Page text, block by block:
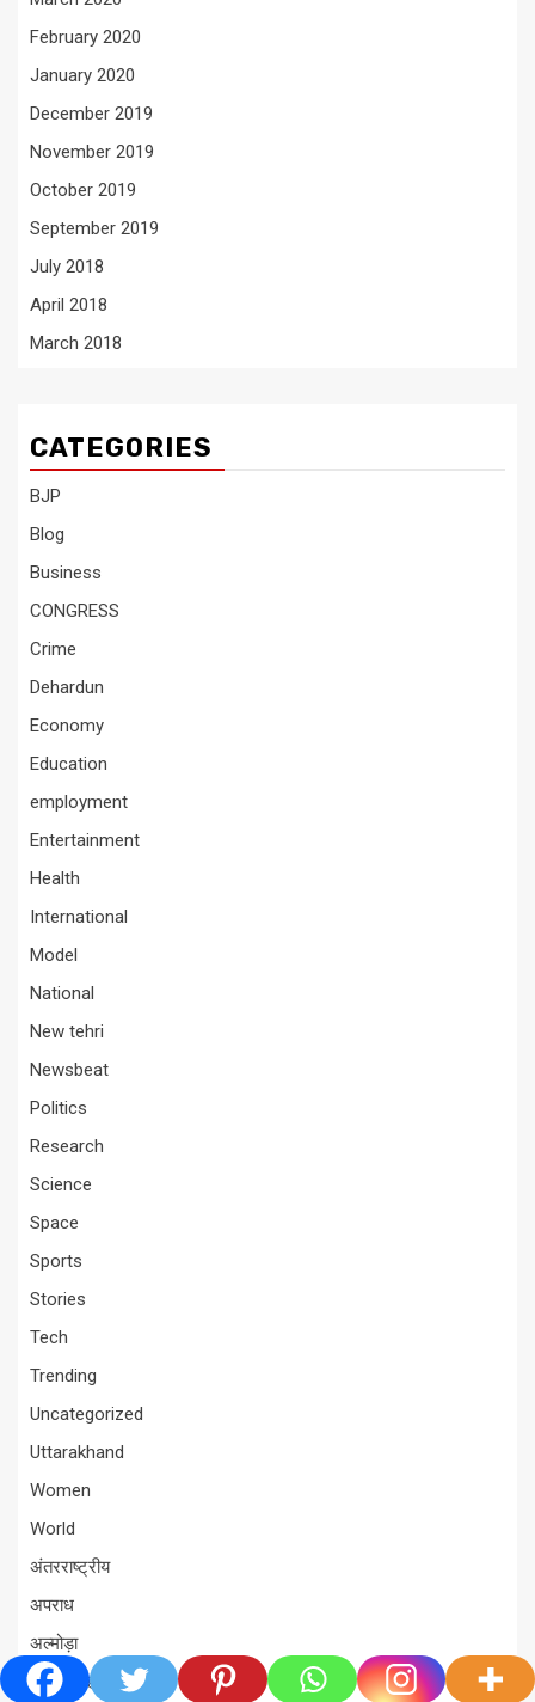
February 2020
January 2020
December 2019
November 2019
October 2019
September 2019
July 2018
April 2018
March 2018
CATEGORIES
BJP
Blog
Business
CONGRESS
Crime
Dehardun
Economy
Education
employment
Entertainment
Health
International
Model
National
New tehri
Newsbeat
Politics
Research
Science
Space
Sports
Stories
Tech
Trending
Uncategorized
Uttarakhand
Women
World
अंतरराष्ट्रीय
अपराध
अल्मोड़ा
आपका शहर